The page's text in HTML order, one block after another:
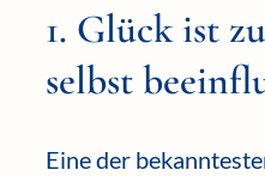
1. Glück ist
selbst
Eine der